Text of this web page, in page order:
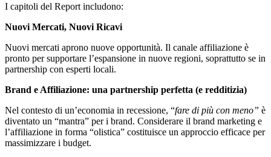
I capitoli del Report includono:
Nuovi Mercati, Nuovi Ricavi
Nuovi mercati aprono nuove opportunità. Il canale affiliazione è
pronto per supportare l’espansione in nuove regioni, soprattutto se in
partnership con esperti locali.
Brand e Affiliazione: una partnership perfetta (e redditizia)
Nel contesto di un’economia in recessione, “fare di più con meno” è
diventato un “mantra” per i brand. Considerare il brand marketing e
l’affiliazione in forma “olistica” costituisce un approccio efficace per
massimizzare i budget.